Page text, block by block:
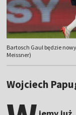
Bartosch Gaul będzie
Meissner)
Wojciech